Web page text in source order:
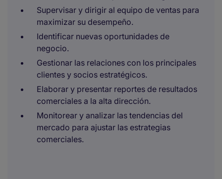
Supervisar y dirigir al equipo de ventas para
maximizar su desempeño.
Identificar nuevas oportunidades de
negocio.
Gestionar las relaciones con los principales
clientes y socios estratégicos.
Elaborar y presentar reportes de resultados
comerciales a la alta dirección.
Monitorear y analizar las tendencias del
mercado para ajustar las estrategias
comerciales.